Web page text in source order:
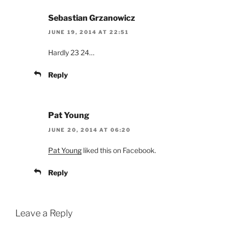
Sebastian Grzanowicz
JUNE 19, 2014 AT 22:51
Hardly 23 24…
Reply
Pat Young
JUNE 20, 2014 AT 06:20
Pat Young liked this on Facebook.
Reply
Leave a Reply